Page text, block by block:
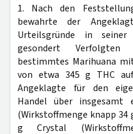
1. Nach den
bewahrte der
Urteilsgründe in
gesondert Verfolgten
bestimmtes Marihuana
von etwa 345 g THC
Angeklagte für den
Handel über insgesamt
(Wirkstoffmenge knapp 34
g Crystal